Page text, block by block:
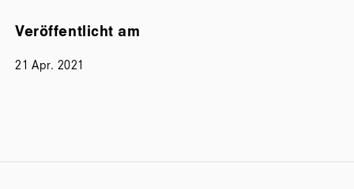
Veröffentlicht am
21 Apr. 2021